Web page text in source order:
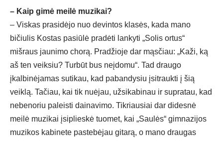
– Kaip gimė meilė muzikai?
– Viskas prasidėjo nuo devintos klasės, kada mano
bičiulis Kostas pasiūlė pradėti lankyti „Solis ortus“
mišraus jaunimo chorą. Pradžioje dar mąsčiau: „Kaži, ką
aš ten veiksiu? Turbūt bus neįdomu“. Tad draugo
įkalbinėjamas sutikau, kad pabandysiu įsitraukti į šią
veiklą. Tačiau, kai tik nuėjau, užsikabinau ir supratau, kad
nebenoriu paleisti dainavimo. Tikriausiai dar didesnė
meilė muzikai įsiplieskė tuomet, kai „Saulės“ gimnazijos
muzikos kabinete pastebėjau gitarą, o mano draugas